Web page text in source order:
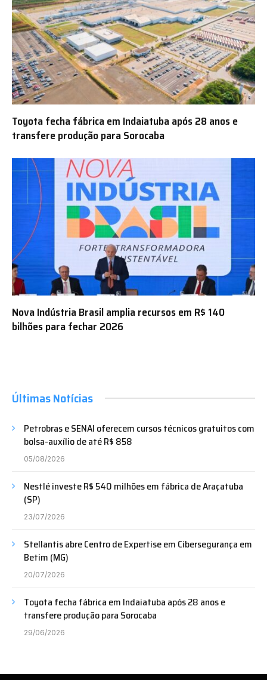
Toyota fecha fábrica em Indaiatuba após 28 anos e
transfere produção para Sorocaba
Nova Indústria Brasil amplia recursos em R$ 140
bilhões para fechar 2026
Últimas Notícias
Petrobras e SENAI oferecem cursos técnicos gratuitos com
bolsa-auxílio de até R$ 858
05/08/2026
Nestlé investe R$ 540 milhões em fábrica de Araçatuba
(SP)
23/07/2026
Stellantis abre Centro de Expertise em Cibersegurança em
Betim (MG)
20/07/2026
Toyota fecha fábrica em Indaiatuba após 28 anos e
transfere produção para Sorocaba
29/06/2026